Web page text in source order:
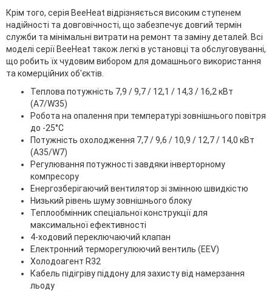
Крім того, серія BeeHeat відрізняється високим ступенем
надійності та довговічності, що забезпечує довгий термін
служби та мінімальні витрати на ремонт та заміну деталей. Всі
моделі серії BeeHeat також легкі в установці та обслуговуванні,
що робить їх чудовим вибором для домашнього використання
та комерційних об'єктів.
Теплова потужність 7,9 / 9,7 / 12,1 / 14,3 / 16,2 кВт
(A7/W35)
Робота на опалення при температурі зовнішнього повітря
до -25°C
Потужність охолодження 7,7 / 9,6 / 10,9 / 12,7 / 14,0 кВт
(A35/W7)
Регулювання потужності завдяки інверторному
компресору
Енергозберігаючий вентилятор зі змінною швидкістю
Низький рівень шуму зовнішнього блоку
Теплообмінник спеціальної конструкції для
максимальної ефективності
4-ходовий переключаючий клапан
Електронний терморегулюючий вентиль (EEV)
Холодоагент R32
Кабель підігріву піддону для захисту від намерзання
льоду